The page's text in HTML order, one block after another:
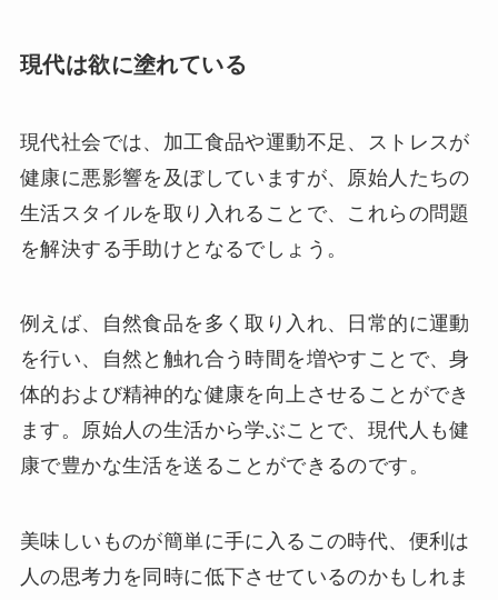
現代は欲に塗れている
現代社会では、加工食品や運動不足、ストレスが
健康に悪影響を及ぼしていますが、原始人たちの
生活スタイルを取り入れることで、これらの問題
を解決する手助けとなるでしょう。
例えば、自然食品を多く取り入れ、日常的に運動
を行い、自然と触れ合う時間を増やすことで、身
体的および精神的な健康を向上させることができ
ます。原始人の生活から学ぶことで、現代人も健
康で豊かな生活を送ることができるのです。
美味しいものが簡単に手に入るこの時代、便利は
人の思考力を同時に低下させているのかもしれま